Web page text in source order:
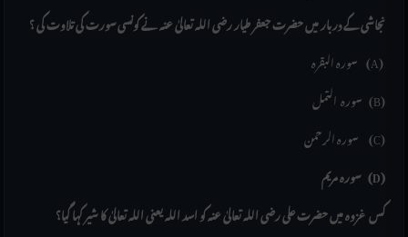
نجاشی کے دربار میں حضرت جعفر طیار رضی اللہ تعالیٰ عنہ نے کونسی سورت کی تلاوت کی ؟
سورہ البقرہ (A)
سورہ التمل (B)
سورہ الرحمن (C)
سورہ مریم (D)
کس غزوہ میں حضرت علی رضی اللہ تعالیٰ عنہ کو اسد اللہ یعنی اللہ تعالیٰ کا شیر کہا گیا؟